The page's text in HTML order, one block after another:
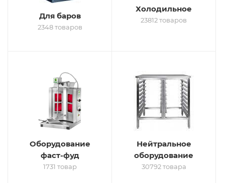
Для баров
2348 товаров
Холодильное
23812 товаров
Оборудование
фаст-фуд
1731 товар
Нейтральное
оборудование
30792 товара